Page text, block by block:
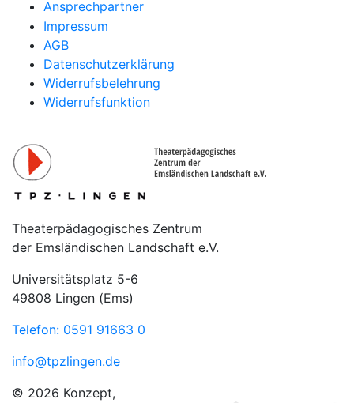
Ansprechpartner
Impressum
AGB
Datenschutzerklärung
Widerrufsbelehrung
Widerrufsfunktion
Theaterpädagogisches Zentrum
der Emsländischen Landschaft e.V.
Universitätsplatz 5-6
49808 Lingen (Ems)
Telefon: 0591 91663 0
info@tpzlingen.de
© 2026 Konzept,